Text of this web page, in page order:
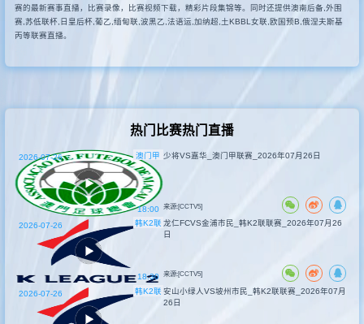
赛的最新赛事直播，比赛录像，比赛视频下载，精彩片段集锦等。同时还提供澳南后备,外围
赛,苏低联杯,日皇后杯,葡乙,缅甸联,波黑乙,法语运,加纳超,土KBBL女联,欧国预B,俄涅夫斯基
丙等联赛直播。
热门比赛热门直播
澳门甲
18:00
2026-07-26 少将VS嘉华_澳门甲联赛_2026年07月26日
来源:[CCTV5]
韩K2联
18:30
2026-07-26
龙仁FCVS金浦市民_韩K2联联赛_2026年07月26
日
来源:[CCTV5]
韩K2联
2026-07-26
安山小绿人VS坡州市民_韩K2联联赛_2026年07月
26日